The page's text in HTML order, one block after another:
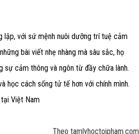
lập, với sứ mệnh nuôi dưỡng trí tuệ cảm
bài viết nhẹ nhàng mà sâu sắc, họ
sự cảm thông và ngôn từ đầy chữa lành.
học cách sống tử tế hơn với chính mình.
Việt Nam
Theo tamlyhoctoipham.com